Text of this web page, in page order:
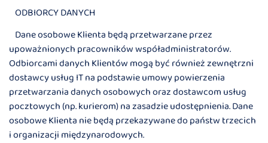
ODBIORCY DANYCH
Dane osobowe Klienta będą przetwarzane przez
upoważnionych pracowników współadministratorów.
Odbiorcami danych Klientów mogą być również zewnętrzni
dostawcy usług IT na podstawie umowy powierzenia
przetwarzania danych osobowych oraz dostawcom usług
pocztowych (np. kurierom) na zasadzie udostępnienia. Dane
osobowe Klienta nie będą przekazywane do państw trzecich
i organizacji międzynarodowych.